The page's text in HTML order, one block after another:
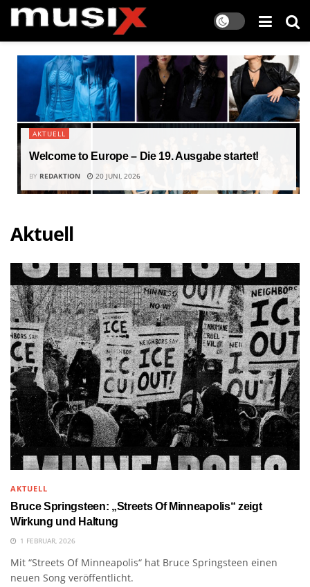
AKTUELL
Welcome to Europe – Die 19. Ausgabe startet!
BY REDAKTION 20 JUNI, 2026
Aktuell
AKTUELL
Bruce Springsteen: „Streets Of Minneapolis“ zeigt
Wirkung und Haltung
1 FEBRUAR, 2026
Mit “Streets Of Minneapolis“ hat Bruce Springsteen einen
neuen Song veröffentlicht.